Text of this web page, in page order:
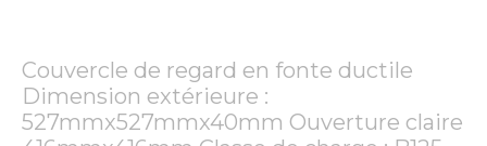
Couvercle de regard en fonte ductile
Dimension extérieure :
527mmx527mmx40mm Ouverture claire